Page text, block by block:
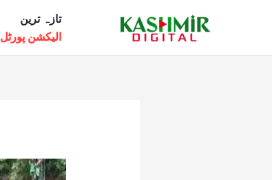
تازہ ترین
الیکشن پورٹل 26